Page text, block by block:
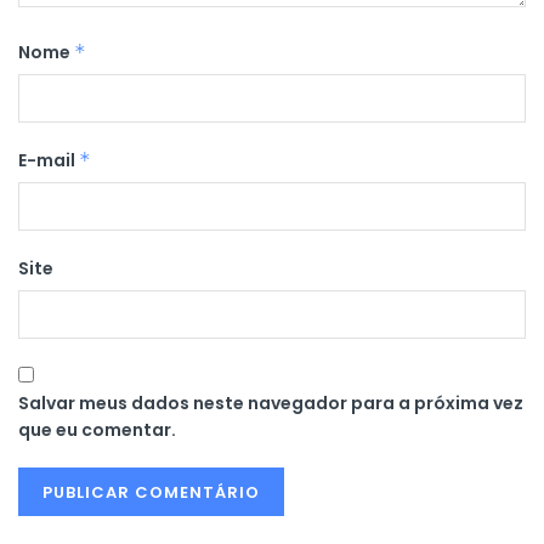
Nome *
E-mail *
Site
Salvar meus dados neste navegador para a próxima vez
que eu comentar.